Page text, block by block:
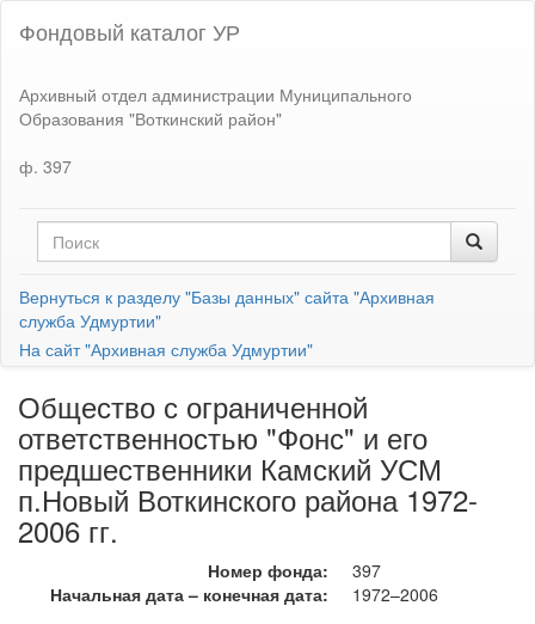
Фондовый каталог УР
Архивный отдел администрации Муниципального
Образования "Воткинский район"
ф. 397
Вернуться к разделу "Базы данных" сайта "Архивная
служба Удмуртии"
На сайт "Архивная служба Удмуртии"
Общество с ограниченной
ответственностью "Фонс" и его
предшественники Камский УСМ
п.Новый Воткинского района 1972-
2006 гг.
Номер фонда:
397
Начальная дата – конечная дата:
1972–2006